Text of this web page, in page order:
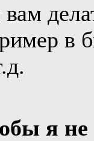
вам
в
я